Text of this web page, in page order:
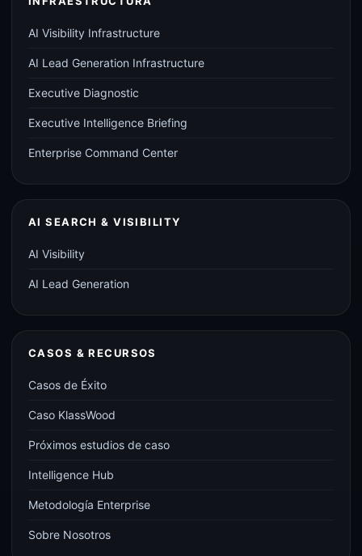
AI Visibility Infrastructure
AI Lead Generation Infrastructure
Executive Diagnostic
Executive Intelligence Briefing
Enterprise Command Center
AI SEARCH & VISIBILITY
AI Visibility
AI Lead Generation
CASOS & RECURSOS
Casos de Éxito
Caso KlassWood
Próximos estudios de caso
Intelligence Hub
Metodología Enterprise
Sobre Nosotros